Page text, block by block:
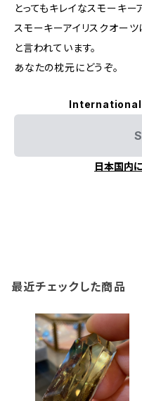
とってもキレイなスモーキー
スモーキーアイリスクオー
と言われています。
あなたの枕元にどうぞ。
日本国内
最近チェックした商品